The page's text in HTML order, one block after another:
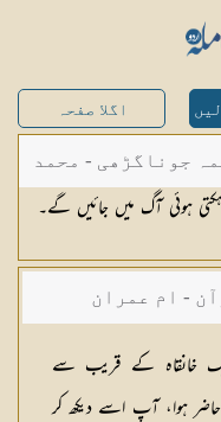
اگلا صفحہ
جوناگڑھی - محمد
گڑھی
ہوئی آگ میں جائیں گے۔
- ام عمران
خانقاہ كے قریب سے
ہوا، آپ اسے دیكھ كر